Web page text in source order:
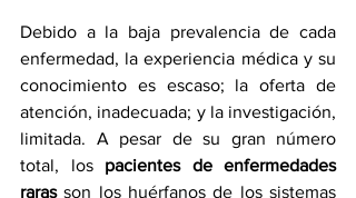
Debido a la baja prevalencia de cada
enfermedad, la experiencia médica y su
conocimiento es escaso; la oferta de
atención, inadecuada; y la investigación,
limitada. A pesar de su gran número
total, los pacientes de enfermedades
raras son los huérfanos de los sistemas